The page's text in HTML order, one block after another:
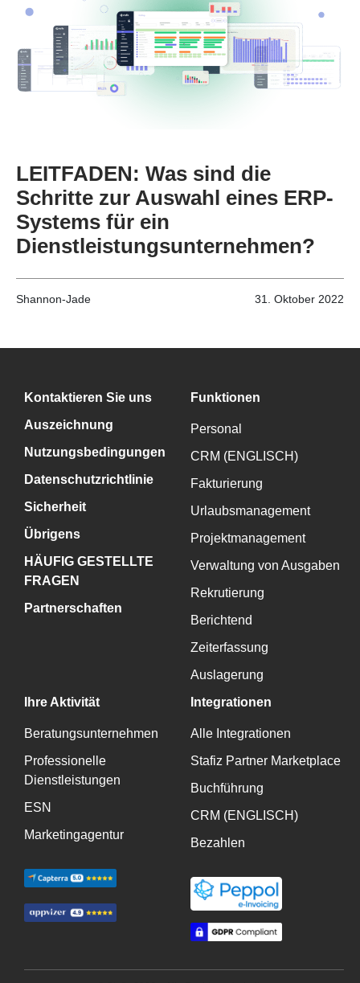
LEITFADEN: Was sind die
Schritte zur Auswahl eines ERP-
Systems für ein
Dienstleistungsunternehmen?
Shannon-Jade 31. Oktober 2022
Kontaktieren Sie uns
Auszeichnung
Nutzungsbedingungen
Datenschutzrichtlinie
Sicherheit
Übrigens
HÄUFIG GESTELLTE
FRAGEN
Partnerschaften
Funktionen
Personal
CRM (ENGLISCH)
Fakturierung
Urlaubsmanagement
Projektmanagement
Verwaltung von Ausgaben
Rekrutierung
Berichtend
Zeiterfassung
Auslagerung
Ihre Aktivität
Beratungsunternehmen
Professionelle
Dienstleistungen
ESN
Marketingagentur
Integrationen
Alle Integrationen
Stafiz Partner Marketplace
Buchführung
CRM (ENGLISCH)
Bezahlen